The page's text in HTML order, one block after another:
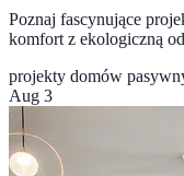
Poznaj fascynujące
komfort z ekologiczną
projekty domów
Aug 3